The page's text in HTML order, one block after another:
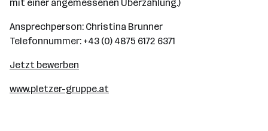
mit einer angemessenen Überzahlung.)
Ansprechperson: Christina Brunner
Telefonnummer: +43 (0) 4875 6172 6371
Jetzt bewerben
www.pletzer-gruppe.at